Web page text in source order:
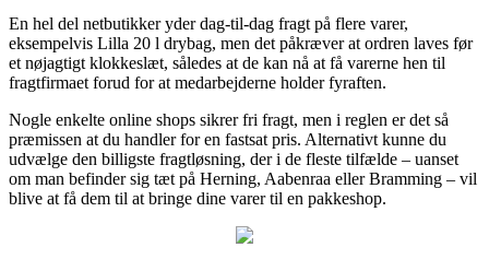
En hel del netbutikker yder dag-til-dag fragt på flere varer,
eksempelvis Lilla 20 l drybag, men det påkræver at ordren laves før
et nøjagtigt klokkeslæt, således at de kan nå at få varerne hen til
fragtfirmaet forud for at medarbejderne holder fyraften.
Nogle enkelte online shops sikrer fri fragt, men i reglen er det så
præmissen at du handler for en fastsat pris. Alternativt kunne du
udvælge den billigste fragtløsning, der i de fleste tilfælde – uanset
om man befinder sig tæt på Herning, Aabenraa eller Bramming – vil
blive at få dem til at bringe dine varer til en pakkeshop.